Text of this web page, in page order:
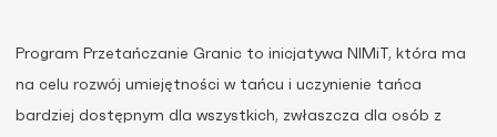
Program Przetańczanie Granic to inicjatywa NIMiT, która ma
na celu rozwój umiejętności w tańcu i uczynienie tańca
bardziej dostępnym dla wszystkich, zwłaszcza dla osób z